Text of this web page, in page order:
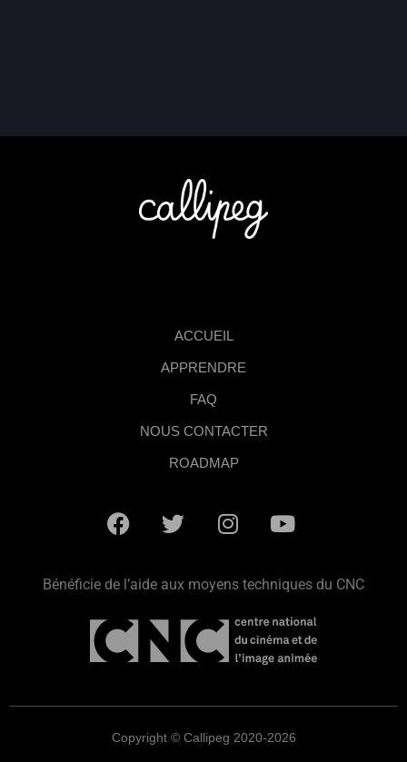
ACCUEIL
APPRENDRE
FAQ
NOUS CONTACTER
ROADMAP
Bénéficie de l’aide aux moyens techniques du CNC
Copyright © Callipeg 2020-2026